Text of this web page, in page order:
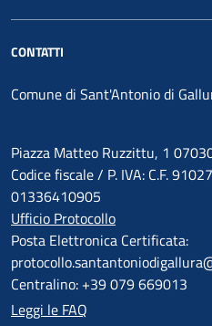
CONTATTI
Comune di Sant'Antonio di
Piazza Matteo Ruzzittu, 1
Codice fiscale / P. IVA: C.F.
01336410905
Ufficio Protocollo
Posta Elettronica Certificata:
Centralino: +39 079 669013
Leggi le FAQ